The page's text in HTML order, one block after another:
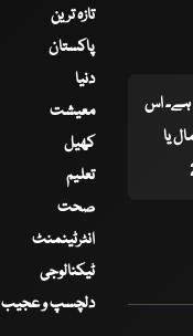
ہے۔ اس
یا
تازہ ترین
پاکستان
دنیا
معیشت
کھیل
تعلیم
صحت
انٹرٹینمنٹ
ٹیکنالوجی
دلچسپ و عجیب